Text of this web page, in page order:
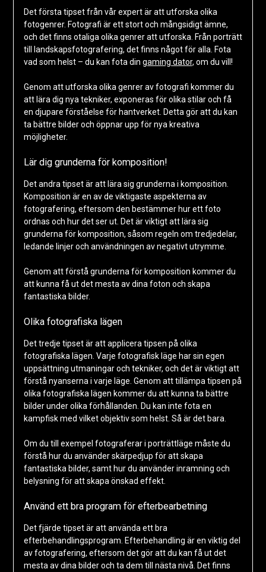
Det första tipset från vår expert är att utforska olika
fotogenrer. Fotografi är ett stort och mångsidigt ämne,
och det finns otaliga olika genrer att utforska. Från porträtt
till landskapsfotografering, det finns något för alla. Fota
vad som helst – du kan fota din gaming dator, om du vill!
Genom att utforska olika genrer av fotografi kommer du
att lära dig nya tekniker, exponeras för olika stilar och få
en djupare förståelse för hantverket. Detta gör att du kan
ta bättre bilder och öppnar upp för nya kreativa
möjligheter.
Lär dig grunderna för komposition!
Det andra tipset är att lära sig grunderna i komposition.
Komposition är en av de viktigaste aspekterna av
fotografering, eftersom den bestämmer hur ett foto
ordnas och hur det ser ut. Det är viktigt att lära sig
grunderna för komposition, såsom regeln om tredjedelar,
ledande linjer och användningen av negativt utrymme.
Genom att förstå grunderna för komposition kommer du
att kunna få ut det mesta av dina foton och skapa
fantastiska bilder.
Olika fotografiska lägen
Det tredje tipset är att applicera tipsen på olika
fotografiska lägen. Varje fotografisk läge har sin egen
uppsättning utmaningar och tekniker, och det är viktigt att
förstå nyanserna i varje läge. Genom att tillämpa tipsen på
olika fotografiska lägen kommer du att kunna ta bättre
bilder under olika förhållanden. Du kan inte fota en
kampfisk med vilket objektiv som helst. Så är det bara.
Om du till exempel fotograferar i porträttläge måste du
förstå hur du använder skärpedjup för att skapa
fantastiska bilder, samt hur du använder inramning och
belysning för att skapa önskad effekt.
Använd ett bra program för efterbearbetning
Det fjärde tipset är att använda ett bra
efterbehandlingsprogram. Efterbehandling är en viktig del
av fotografering, eftersom det gör att du kan få ut det
mesta av dina bilder och ta dem till nästa nivå. Det finns